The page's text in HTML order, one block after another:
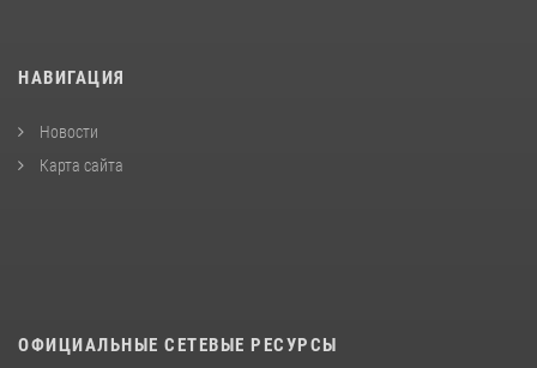
НАВИГАЦИЯ
Новости
Карта сайта
ОФИЦИАЛЬНЫЕ СЕТЕВЫЕ РЕСУРСЫ